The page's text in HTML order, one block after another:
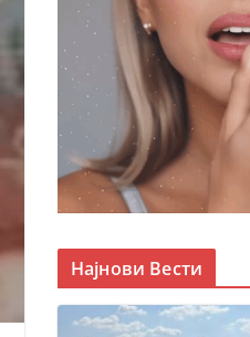
Најнови Вести